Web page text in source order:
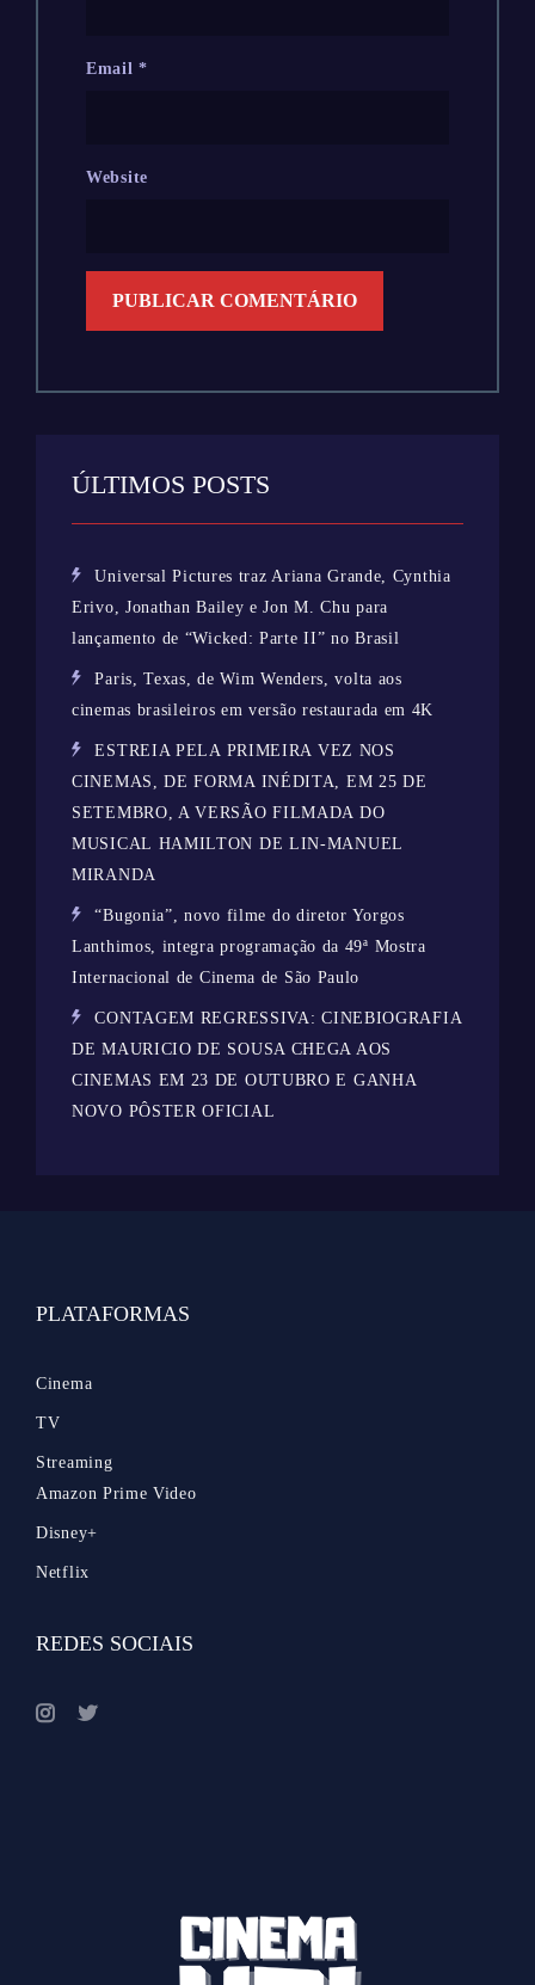
Email*
Website
ÚLTIMOS POSTS
Universal Pictures traz Ariana Grande, Cynthia
Erivo, Jonathan Bailey e Jon M. Chu para
lançamento de “Wicked: Parte II” no Brasil
Paris, Texas, de Wim Wenders, volta aos
cinemas brasileiros em versão restaurada em 4K
ESTREIA PELA PRIMEIRA VEZ NOS
CINEMAS, DE FORMA INÉDITA, EM 25 DE
SETEMBRO, A VERSÃO FILMADA DO
MUSICAL HAMILTON DE LIN-MANUEL
MIRANDA
“Bugonia”, novo filme do diretor Yorgos
Lanthimos, integra programação da 49ª Mostra
Internacional de Cinema de São Paulo
CONTAGEM REGRESSIVA: CINEBIOGRAFIA
DE MAURICIO DE SOUSA CHEGA AOS
CINEMAS EM 23 DE OUTUBRO E GANHA
NOVO PÔSTER OFICIAL
PLATAFORMAS
Cinema
TV
Streaming
Amazon Prime Video
Disney+
Netflix
REDES SOCIAIS